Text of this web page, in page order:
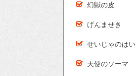
幻獣の皮
げんませき
せいじゃのはい
天使のソーマ